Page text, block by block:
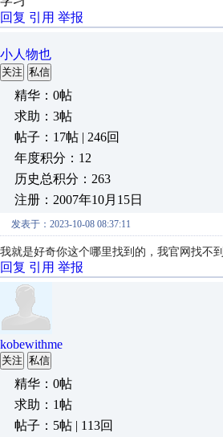
回复 引用 举报
小人物也
关注 私信
精华：0帖
求助：3帖
帖子：17帖 | 246回
年度积分：12
历史总积分：263
注册：2007年10月15日
发表于：2023-10-08 08:37:11
我就是好奇你这个哪里找到的，我官网找不到
回复 引用 举报
kobewithme
关注 私信
精华：0帖
求助：1帖
帖子：5帖 | 113回